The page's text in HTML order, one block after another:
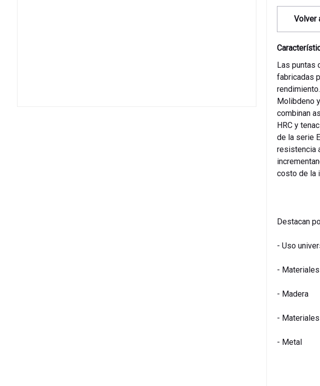
Volver
Las puntas
fabricadas
Molibdeno
combinan
HRC y
de la serie
resistencia
costo de la
Destacan
- Uso
-
- Madera
-
- Metal